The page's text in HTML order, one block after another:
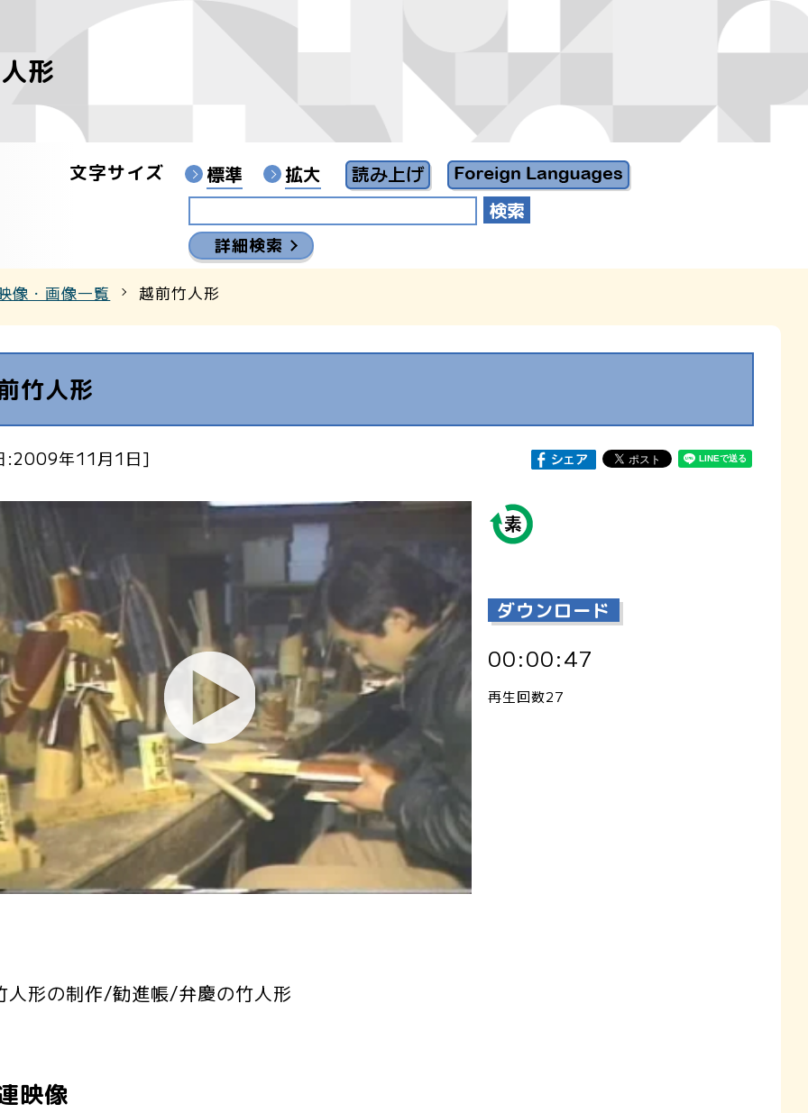
ンターYouTubeチャンネル
形
文字サイズ 標準 拡大
詳細検索
像・画像一覧 越前竹人形
竹人形
:2009年11月1日]
ダウンロード
00:00:47
再生回数27
人形の制作/勧進帳/弁慶の竹人形
映像